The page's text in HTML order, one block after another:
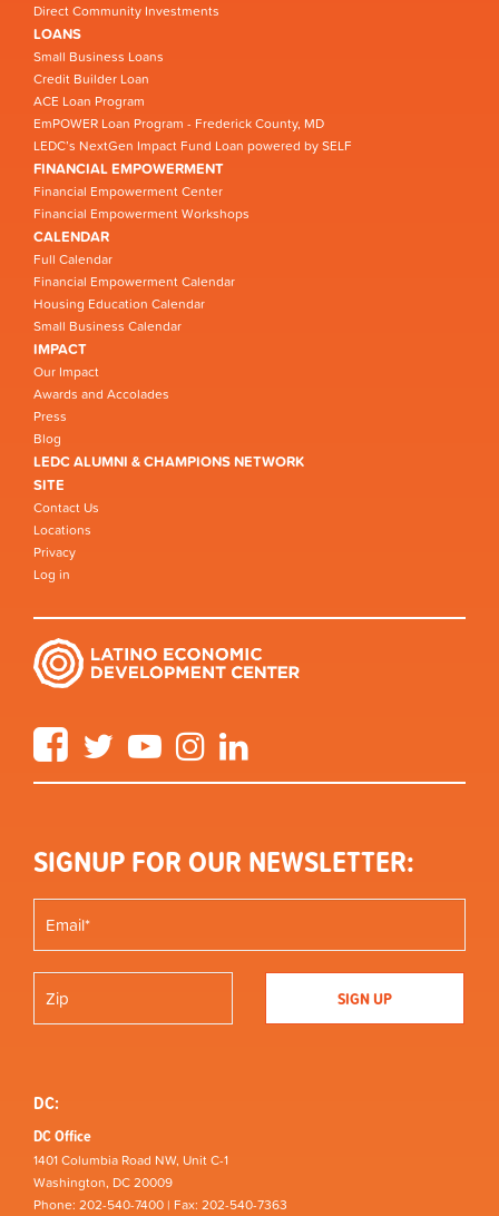
Direct Community Investments
LOANS
Small Business Loans
Credit Builder Loan
ACE Loan Program
EmPOWER Loan Program - Frederick County, MD
LEDC’s NextGen Impact Fund Loan powered by SELF
FINANCIAL EMPOWERMENT
Financial Empowerment Center
Financial Empowerment Workshops
CALENDAR
Full Calendar
Financial Empowerment Calendar
Housing Education Calendar
Small Business Calendar
IMPACT
Our Impact
Awards and Accolades
Press
Blog
LEDC ALUMNI & CHAMPIONS NETWORK
SITE
Contact Us
Locations
Privacy
Log in
FacebookTwitter YouTube Instagram
SIGNUP FOR OUR NEWSLETTER:
DC:
DC Office
1401 Columbia Road NW, Unit C-1
Washington, DC 20009
Phone: 202-540-7400 | Fax: 202-540-7363